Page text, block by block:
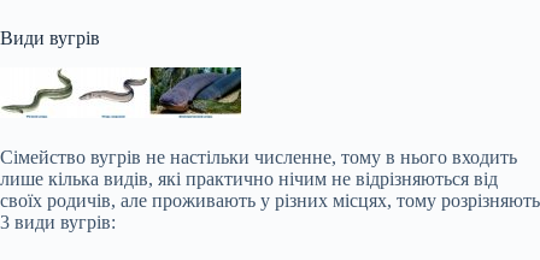
Види вугрів
Сімейство вугрів не настільки численне, тому в нього входить
лише кілька видів, які практично нічим не відрізняються від
своїх родичів, але проживають у різних місцях, тому розрізняють
3 види вугрів: